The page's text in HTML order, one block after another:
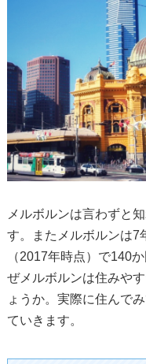
メルボルンは言わずと
す。またメルボルンは7
（2017年時点）で140
ぜメルボルンは住みや
ょうか。実際に住んで
ていきます。